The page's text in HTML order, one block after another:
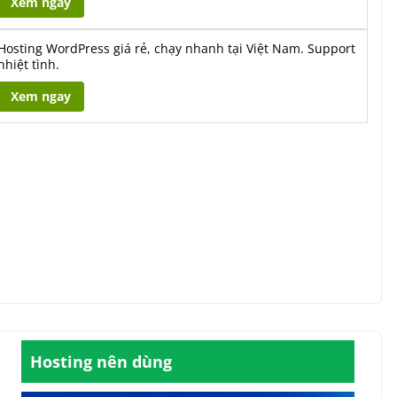
WordPress giá rẻ, chạy nhanh tại Việt Nam. Support
tình.
Xem ngay
Hosting nên dùng